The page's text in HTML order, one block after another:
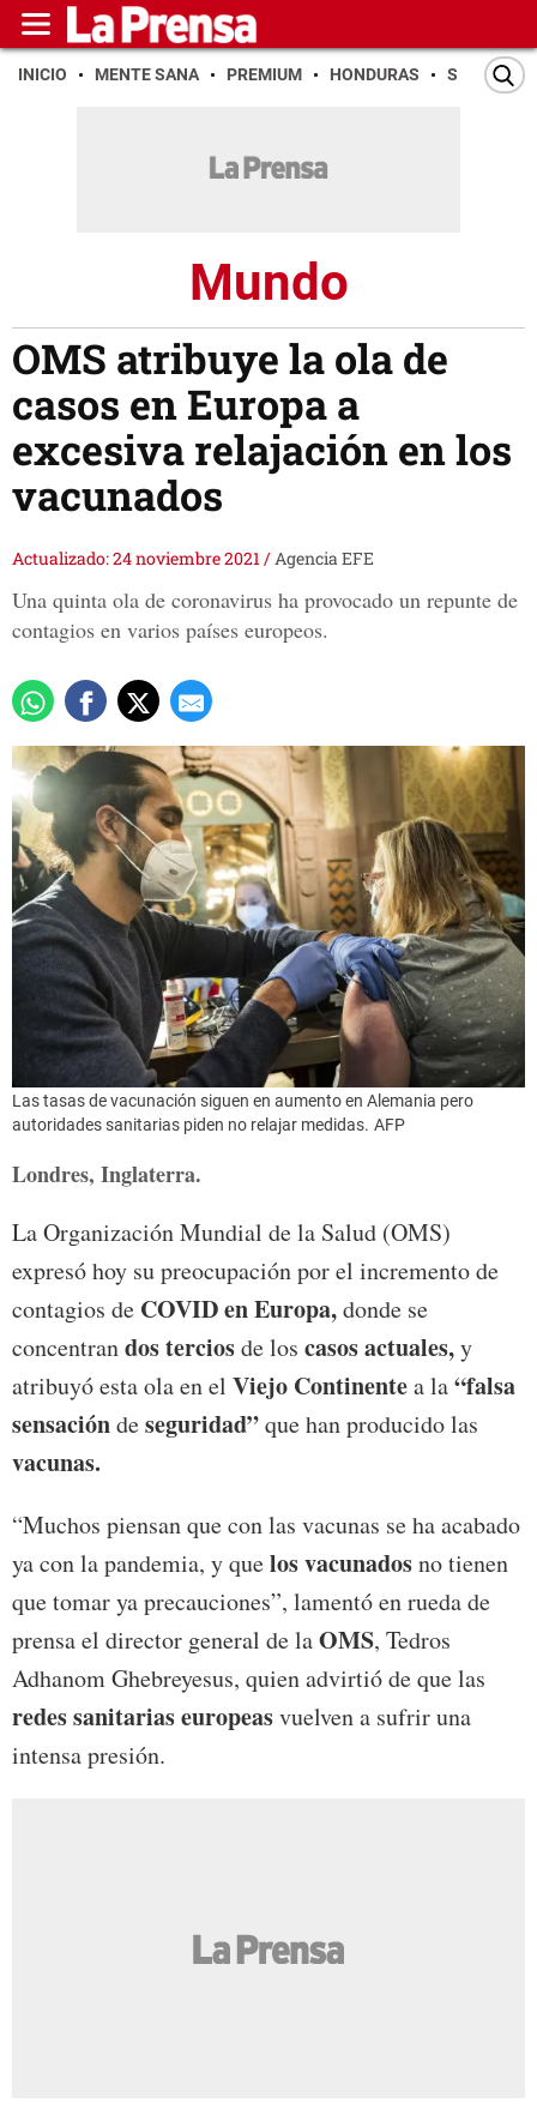
INICIO MENTE SANA PREMIUM HONDURAS SAN PEDRO
Mundo
OMS atribuye la ola de
casos en Europa a
excesiva relajación en los
vacunados
Actualizado: 24 noviembre 2021/Agencia EFE
Una quinta ola de coronavirus ha provocado un repunte de
contagios en varios países europeos.
Las tasas de vacunación siguen en aumento en Alemania pero
autoridades sanitarias piden no relajar medidas. AFP
Londres, Inglaterra.
La Organización Mundial de la Salud (OMS)
expresó hoy su preocupación por el incremento de
contagios de COVID en Europa,donde se
concentrandos terciosde los casos actuales,y
atribuyó esta ola en el Viejo Continentea la“falsa
sensacióndeseguridad”que han producido las
vacunas.
“Muchos piensan que con las vacunas se ha acabado
ya con la pandemia, y quelos vacunadosno tienen
que tomar ya precauciones”, lamentó en rueda de
prensa el director general de laOMS, Tedros
Adhanom Ghebreyesus, quien advirtió de que las
redes sanitarias europeasvuelven a sufrir una
intensa presión.